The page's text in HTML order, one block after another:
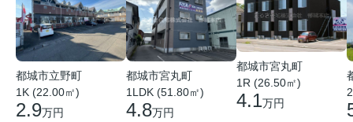
都城市立野町
1K (22.00㎡)
2.9万円
都城市宮丸町
1LDK (51.80㎡)
4.8万円
都城市宮丸町
1R (26.50㎡)
4.1万円